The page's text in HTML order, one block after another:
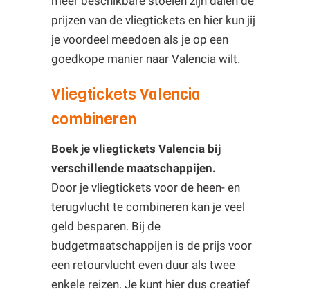
prijzen van de vliegtickets en hier kun jij
je voordeel meedoen als je op een
goedkope manier naar Valencia wilt.
Vliegtickets Valencia
combineren
Boek je vliegtickets Valencia bij
verschillende maatschappijen.
Door je vliegtickets voor de heen- en
terugvlucht te combineren kan je veel
geld besparen. Bij de
budgetmaatschappijen is de prijs voor
een retourvlucht even duur als twee
enkele reizen. Je kunt hier dus creatief